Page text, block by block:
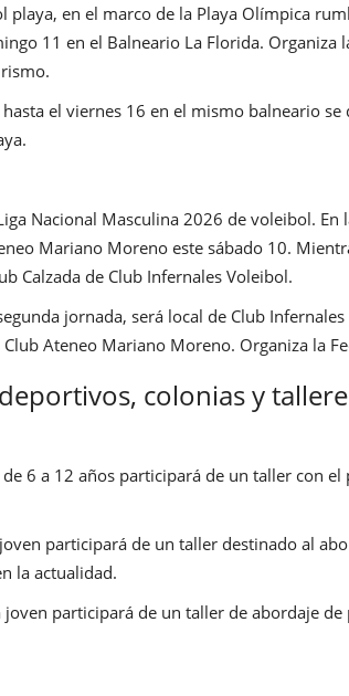
playa, en el marco de la Playa Olímpica
11 en el Balneario La Florida. Organiza
el viernes 16 en el mismo balneario
Nacional Masculina 2026 de voleibol. En
Mariano Moreno este sábado 10.
Calzada de Club Infernales Voleibol.
jornada, será local de Club
Club Ateneo Mariano Moreno. Organiza la
colonias y
6 a 12 años participará de un taller con el
participará de un taller destinado al
la actualidad.
joven participará de un taller de abordaje